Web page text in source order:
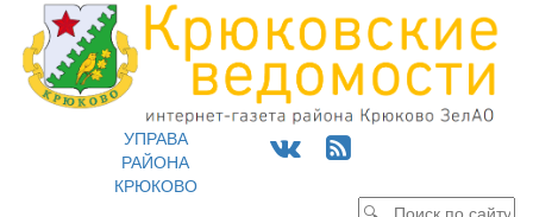
УПРАВА
РАЙОНА
КРЮКОВО